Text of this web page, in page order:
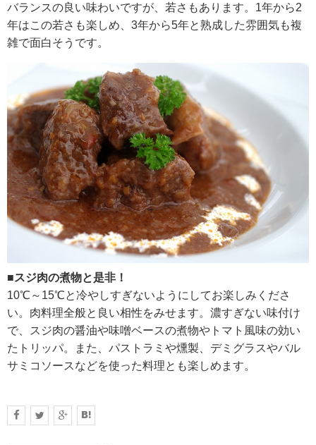
バランスの良い味わいですが、若さもあります。1年から2
年はこの若さも楽しめ、3年から5年と熟成した雰囲気も複
雑で面白そうです。
■スジ肉の煮物と是非！
10℃～15℃と冷やしすぎないようにしてお楽しみくださ
い。肉料理全般と良い相性をみせます。濃すぎない味付け
で、スジ肉の醤油や味噌ベースの煮物やトマト風味の効い
たトリッパ。また、パストラミや燻製、デミグラスやバル
サミコソースなどを使った料理とも楽しめます。